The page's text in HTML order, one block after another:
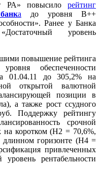
РА» повысило рейтинг
а до уровня В++
Ранее у Банка
уровень
повышение рейтинга
обеспеченности
01.04.11 до 305,2% на
открытой валютной
позиции в
а также рост ссудного
Поддержку рейтингу
срочной
на коротком (Н2 = 70,6%,
горизонте (Н4 =
привлеченных
рентабельности